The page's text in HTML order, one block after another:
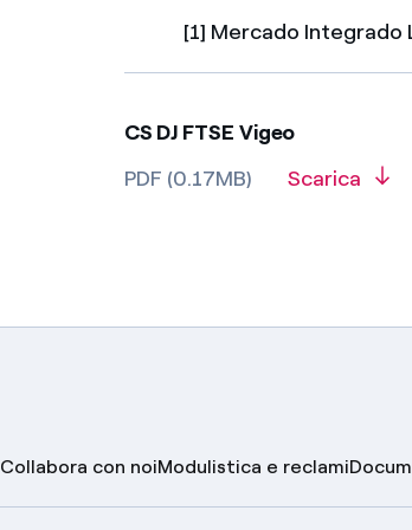
[1] Mercado
CS DJ FTSE Vigeo
PDF (0.17MB)
Scarica
Collabora con noiModulistica e reclami